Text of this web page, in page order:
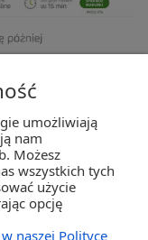
umożliwiają
nam
Możesz
wszystkich tych
użycie
opcję
naszej Polityce